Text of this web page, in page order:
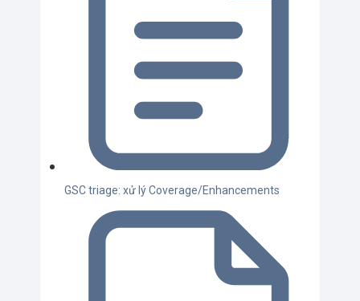
GSC triage: xử lý Coverage/Enhancements